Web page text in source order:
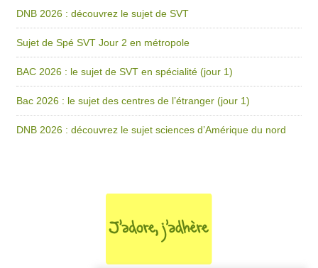
DNB 2026 : découvrez le sujet de SVT
Sujet de Spé SVT Jour 2 en métropole
BAC 2026 : le sujet de SVT en spécialité (jour 1)
Bac 2026 : le sujet des centres de l’étranger (jour 1)
DNB 2026 : découvrez le sujet sciences d’Amérique du nord